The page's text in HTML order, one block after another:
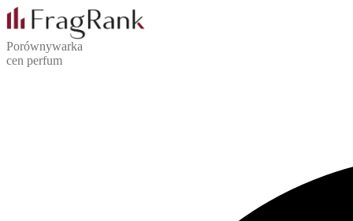
Porównywarka
cen perfum